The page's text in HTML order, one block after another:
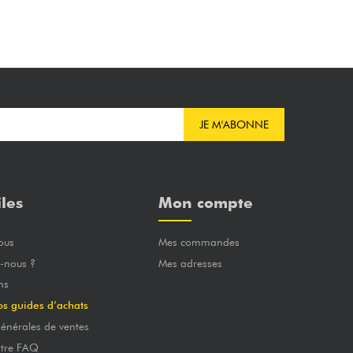
JE M'ABONNE
nous ?
guides d’achats
de ventes
FAQ
Mon compte
Mes commandes
Mes adresses